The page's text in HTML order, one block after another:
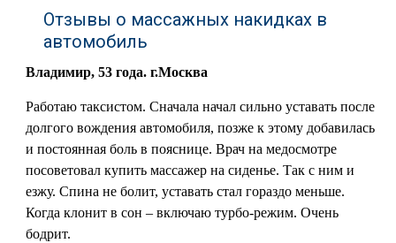
Отзывы о массажных накидках в
автомобиль
Владимир, 53 года. г.Москва
Работаю таксистом. Сначала начал сильно уставать после
долгого вождения автомобиля, позже к этому добавилась
и постоянная боль в пояснице. Врач на медосмотре
посоветовал купить массажер на сиденье. Так с ним и
езжу. Спина не болит, уставать стал гораздо меньше.
Когда клонит в сон – включаю турбо-режим. Очень
бодрит.